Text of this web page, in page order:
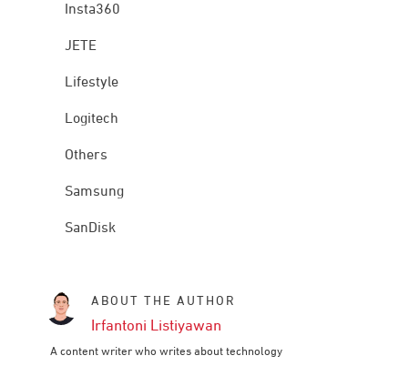
Insta360
JETE
Lifestyle
Logitech
Others
Samsung
SanDisk
ABOUT THE AUTHOR
Irfantoni Listiyawan
A content writer who writes about technology